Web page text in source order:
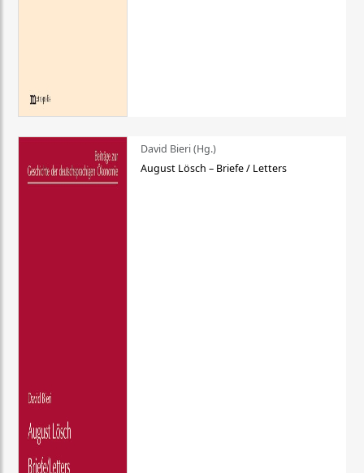
David Bieri (Hg.)
August Lösch – Briefe / Letters